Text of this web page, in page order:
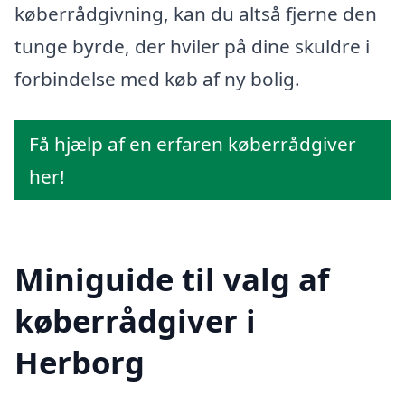
køberrådgivning, kan du altså fjerne den
tunge byrde, der hviler på dine skuldre i
forbindelse med køb af ny bolig.
Få hjælp af en erfaren køberrådgiver
her!
Miniguide til valg af
køberrådgiver i
Herborg